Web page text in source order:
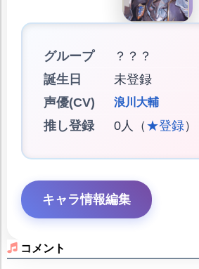
グループ
？？？
誕生日
未登録
声優(CV)
浪川大輔
推し登録 0人（ ★登録）
キャラ情報編集
コメント